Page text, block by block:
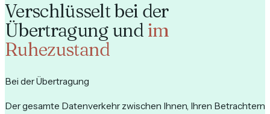
Verschlüsselt bei der
Übertragung und im
Ruhezustand
Bei der Übertragung
Der gesamte Datenverkehr zwischen Ihnen, Ihren Betrachtern